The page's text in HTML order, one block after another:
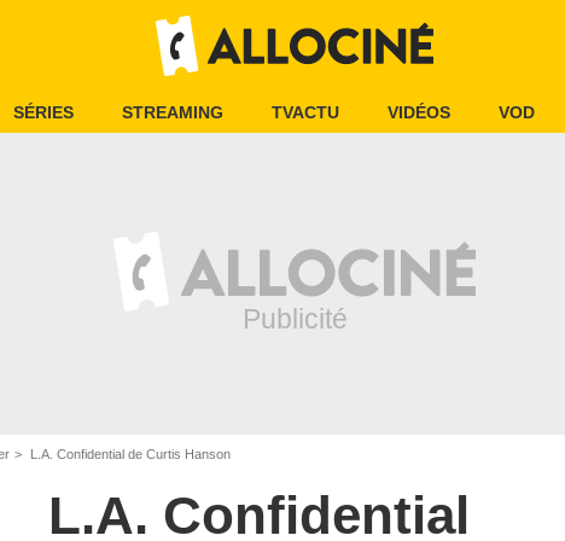
SÉRIES STREAMING TVACTU VIDÉOS VOD
L.A. Confidential de Curtis Hanson
L.A. Confidential